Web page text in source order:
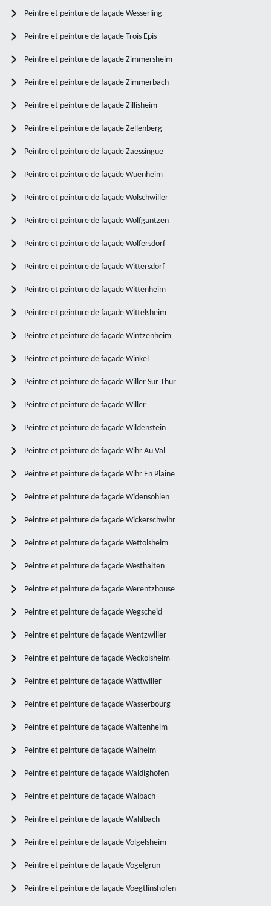
Peintre et peinture de façade Wesserling
Peintre et peinture de façade Trois Epis
Peintre et peinture de façade Zimmersheim
Peintre et peinture de façade Zimmerbach
Peintre et peinture de façade Zillisheim
Peintre et peinture de façade Zellenberg
Peintre et peinture de façade Zaessingue
Peintre et peinture de façade Wuenheim
Peintre et peinture de façade Wolschwiller
Peintre et peinture de façade Wolfgantzen
Peintre et peinture de façade Wolfersdorf
Peintre et peinture de façade Wittersdorf
Peintre et peinture de façade Wittenheim
Peintre et peinture de façade Wittelsheim
Peintre et peinture de façade Wintzenheim
Peintre et peinture de façade Winkel
Peintre et peinture de façade Willer Sur Thur
Peintre et peinture de façade Willer
Peintre et peinture de façade Wildenstein
Peintre et peinture de façade Wihr Au Val
Peintre et peinture de façade Wihr En Plaine
Peintre et peinture de façade Widensohlen
Peintre et peinture de façade Wickerschwihr
Peintre et peinture de façade Wettolsheim
Peintre et peinture de façade Westhalten
Peintre et peinture de façade Werentzhouse
Peintre et peinture de façade Wegscheid
Peintre et peinture de façade Wentzwiller
Peintre et peinture de façade Weckolsheim
Peintre et peinture de façade Wattwiller
Peintre et peinture de façade Wasserbourg
Peintre et peinture de façade Waltenheim
Peintre et peinture de façade Walheim
Peintre et peinture de façade Waldighofen
Peintre et peinture de façade Walbach
Peintre et peinture de façade Wahlbach
Peintre et peinture de façade Volgelsheim
Peintre et peinture de façade Vogelgrun
Peintre et peinture de façade Voegtlinshofen